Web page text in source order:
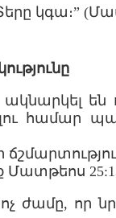
կգա։”
են
համար
ժամը, որ